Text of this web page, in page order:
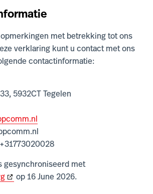
met betrekking tot ons
verklaring kunt u contact met ons
contactinformatie:
5932CT Tegelen
gesynchroniseerd met
op 16 June 2026.